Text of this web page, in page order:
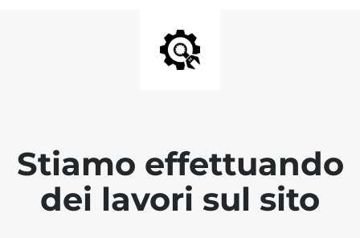
Stiamo effettuando
dei lavori sul sito